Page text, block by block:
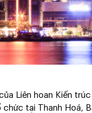
Liên hoan Kiến
tại Thanh Hoá,